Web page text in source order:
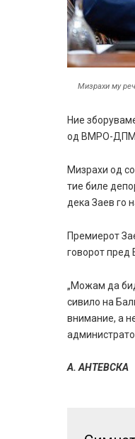
Мизрахи му
Ние
од ВМРО-
Мизрахи од
тие биле
дека Заев го
Премиерот
говорот пред
„Можам да
сивило на
внимание, а
А. АНТЕВСКА